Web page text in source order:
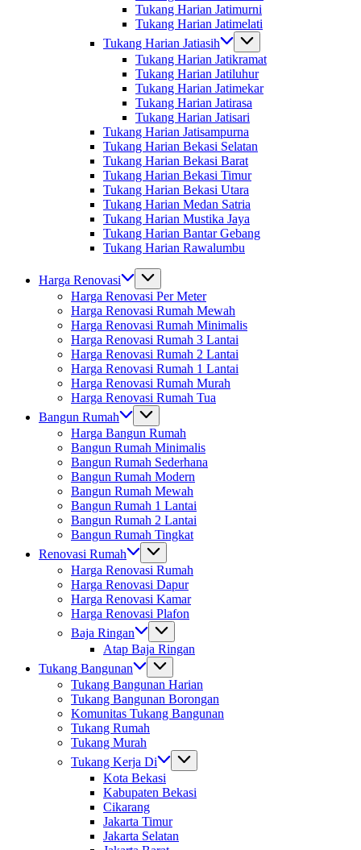
Tukang Harian Jatimurni
Tukang Harian Jatimelati
Tukang Harian Jatiasih
Tukang Harian Jatikramat
Tukang Harian Jatiluhur
Tukang Harian Jatimekar
Tukang Harian Jatirasa
Tukang Harian Jatisari
Tukang Harian Jatisampurna
Tukang Harian Bekasi Selatan
Tukang Harian Bekasi Barat
Tukang Harian Bekasi Timur
Tukang Harian Bekasi Utara
Tukang Harian Medan Satria
Tukang Harian Mustika Jaya
Tukang Harian Bantar Gebang
Tukang Harian Rawalumbu
Harga Renovasi
Harga Renovasi Per Meter
Harga Renovasi Rumah Mewah
Harga Renovasi Rumah Minimalis
Harga Renovasi Rumah 3 Lantai
Harga Renovasi Rumah 2 Lantai
Harga Renovasi Rumah 1 Lantai
Harga Renovasi Rumah Murah
Harga Renovasi Rumah Tua
Bangun Rumah
Harga Bangun Rumah
Bangun Rumah Minimalis
Bangun Rumah Sederhana
Bangun Rumah Modern
Bangun Rumah Mewah
Bangun Rumah 1 Lantai
Bangun Rumah 2 Lantai
Bangun Rumah Tingkat
Renovasi Rumah
Harga Renovasi Rumah
Harga Renovasi Dapur
Harga Renovasi Kamar
Harga Renovasi Plafon
Baja Ringan
Atap Baja Ringan
Tukang Bangunan
Tukang Bangunan Harian
Tukang Bangunan Borongan
Komunitas Tukang Bangunan
Tukang Rumah
Tukang Murah
Tukang Kerja Di
Kota Bekasi
Kabupaten Bekasi
Cikarang
Jakarta Timur
Jakarta Selatan